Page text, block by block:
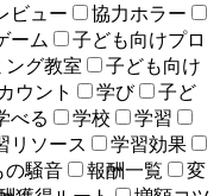
ビュー
協力ホラー
ーム
子ども向けプロ
ング教室
子ども向け
ウント 学び
子ど
べる 学校
学習
リソース
学習効果
の騒音 報酬一覧
変